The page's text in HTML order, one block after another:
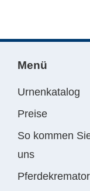
Menü
Urnenkatalog
Preise
So kommen
uns